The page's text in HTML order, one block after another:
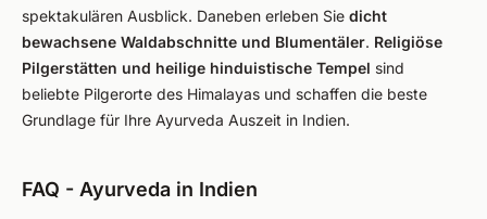
spektakulären Ausblick. Daneben erleben Sie dicht
bewachsene Waldabschnitte und Blumentäler. Religiöse
Pilgerstätten und heilige hinduistische Tempel sind
beliebte Pilgerorte des Himalayas und schaffen die beste
Grundlage für Ihre Ayurveda Auszeit in Indien.
FAQ - Ayurveda in Indien